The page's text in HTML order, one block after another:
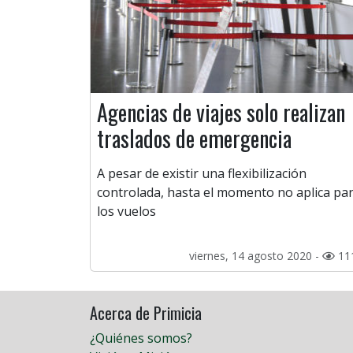
Agencias de viajes solo realizan
traslados de emergencia
A pesar de existir una flexibilización
controlada, hasta el momento no aplica
los vuelos
viernes, 14 agosto 2020 -
Acerca de Primicia
¿Quiénes somos?